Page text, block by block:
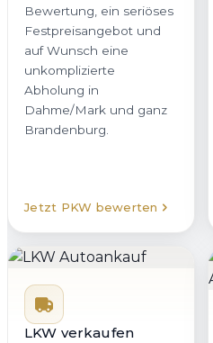
Bewertung, ein seriöses
Festpreisangebot und
auf Wunsch eine
unkomplizierte
Abholung in
Dahme/Mark und ganz
Brandenburg.
Jetzt PKW bewerten
LKW verkaufen